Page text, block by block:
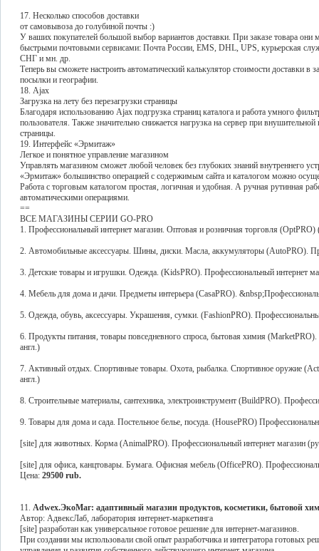
17. Несколько способов доставки
от самовывоза до голубиной почты :)
У ваших покупателей большой выбор вариантов доставки. При заказе товара
быстрыми почтовыми сервисами: Почта России, EMS, DHL, UPS, курьерская
СНГ и мн. др.
Теперь вы сможете настроить автоматический калькулятор стоимости доставки в
посылки и географии.
18. Ajax
Загрузка на лету без перезагрузки страницы
Благодаря использованию Ajax подгрузка страниц каталога и работа умного
пользователя. Также значительно снижается нагрузка на сервер при
страницы.
19. Интерфейс «Эрмитаж»
Легкое и понятное управление магазином
Управлять магазином сможет любой человек без глубоких знаний внутреннего
«Эрмитаж» большинство операцией с содержимым сайта и каталогом можно
Работа с торговым каталогом простая, логичная и удобная. А ручная рутинная
автоматическими операциями.
==
ВСЕ МАГАЗИНЫ СЕРИИ GO-PRO
1. Профессиональный интернет магазин. Оптовая и розничная торговля (OptPRO)
2. Автомобильные аксессуары. Шины, диски. Масла, аккумуляторы (AutoPRO).
3. Детские товары и игрушки. Одежда. (KidsPRO). Профессиональный интернет
4. Мебель для дома и дачи. Предметы интерьера (CasaPRO).
5. Одежда, обувь, аксессуары. Украшения, сумки. (FashionPRO).
6. Продукты питания, товары повседневного спроса, бытовая химия
англ.)
7. Активный отдых. Спортивные товары. Охота, рыбалка. Спортивное оружие
англ.)
8. Строительные материалы, сантехника, электроинструмент (BuildPRO).
9. Товары для дома и сада. Постельное белье, посуда. (HousePRO)
[site] для животных. Корма (AnimalPRO). Профессиональный интернет магазин
[site] для офиса, канцтовары. Бумага. Офисная мебель (OfficePRO).
Цена: 29500 rub.
11. Adwex.ЭкоМаг: адаптивный магазин продуктов, косметики, бытовой
Автор: АдвексЛаб, лаборатория интернет-маркетинга
[site] разработан как универсальное готовое решение для интернет-магазинов.
При создании мы использовали свой опыт разработчика и интегратора готовых